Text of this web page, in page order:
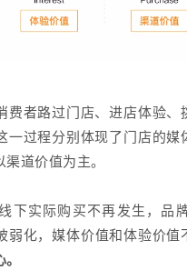
费者路过门店、进店体验
一过程分别体现了门店的
道价值为主。
线下实际购买不再发生， 品
弱化，媒体价值和体验价值